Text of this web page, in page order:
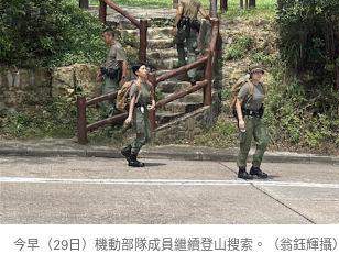
今早（29日）機動部隊成員繼續登山搜索。（翁鈺輝攝）